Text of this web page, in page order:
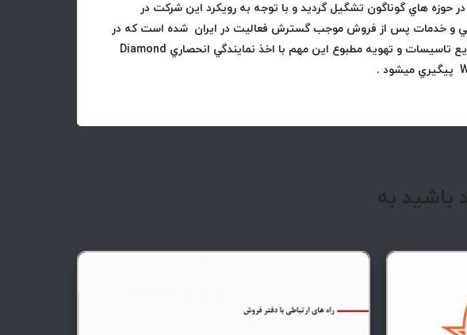
در حوزه هاي گوناگون تشگيل گرديد و با توجه به رويكرد اين شركت در
و خدمات پس از فروش موجب گسترش فعاليت در ايران شده است كه در
حوزه صنايع تاسيسات و تهويه مطبوع اين مهم با اخذ نمايندگي انحصاري Diamond
پيگيري ميشود .
به